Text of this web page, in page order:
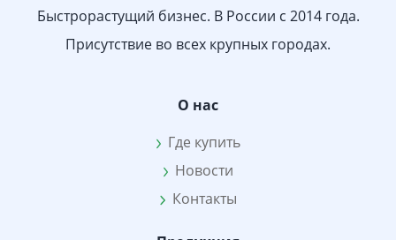
Быстрорастущий бизнес. В России с 2014 года.
Присутствие во всех крупных городах.
О нас
Где купить
Новости
Контакты